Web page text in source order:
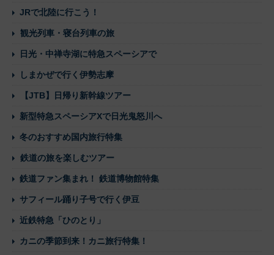
JRで北陸に行こう！
観光列車・寝台列車の旅
日光・中禅寺湖に特急スペーシアで
しまかぜで行く伊勢志摩
【JTB】日帰り新幹線ツアー
新型特急スペーシアXで日光鬼怒川へ
冬のおすすめ国内旅行特集
鉄道の旅を楽しむツアー
鉄道ファン集まれ！ 鉄道博物館特集
サフィール踊り子号で行く伊豆
近鉄特急「ひのとり」
カニの季節到来！カニ旅行特集！